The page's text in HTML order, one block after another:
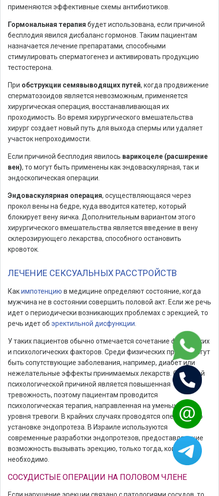
применяются эффективные схемы антибиотиков.
Гормональная терапия будет использована, если причиной
бесплодия явился дисбаланс гормонов. Таким пациентам
назначается лечение препаратами, способными
стимулировать сперматогенез и активировать продукцию
тестостерона.
При обструкции семявыводящих путей, когда продвижение
сперматозоидов является невозможным, применяется
хирургическая операция, восстанавливающая их
проходимость. Во время хирургического вмешательства
хирург создает новый путь для выхода спермы или удаляет
участок непроходимости.
Если причиной бесплодия явилось варикоцеле (расширение
вен), то могут быть применены как эндоваскулярная, так и
эндоскопическая операции.
Эндоваскулярная операция, осуществляющаяся через
прокол вены на бедре, куда вводится катетер, который
блокирует вену яичка. Дополнительным вариантом этого
хирургического вмешательства является введение в вену
склерозирующего лекарства, способного остановить
кровоток.
ЛЕЧЕНИЕ СЕКСУАЛЬНЫХ РАССТРОЙСТВ
Какимпотенцию в медицине определяют состояние, когда
мужчина не в состоянии совершить половой акт. Если же речь
идет о периодически возникающих проблемах с эрекцией, то
речь идет об эректильной дисфункции
У таких пациентов обычно отмечается сочетание физических
и психологических факторов. Среди физических причин могут
быть сопутствующие заболевания, например, диабет или
нежелательные эффекты принимаемых лекарств. Основной
психологической причиной является повышенная
тревожность, поэтому пациентам проводится
психологическая терапия, направленная на уменьшение
уровня тревоги. В крайних случаях проводятся операции по
установке эндопротеза. В Израиле используются
современные разработки эндопротезов, предоставляющие
возможность вызывать эрекцию, только тогда, когда это
необходимо.
СОСУДИСТЫЕ ОПЕРАЦИИ НА ПОЛОВОМ ЧЛЕНЕ